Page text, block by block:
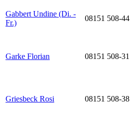
Gabbert Undine (Di. -
Fr.)
08151 508-44
Garke Florian 08151 508-31
Griesbeck Rosi 08151 508-38